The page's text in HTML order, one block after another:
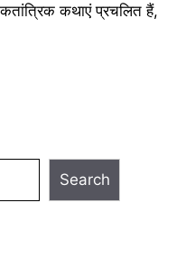
कथाएं प्रचलित हैं,
Search